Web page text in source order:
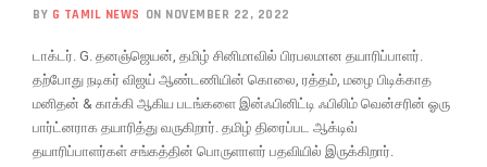
BY G TAMIL NEWS ON NOVEMBER 22, 2022
டாக்டர். G. தனஞ்ஜெயன், தமிழ் சினிமாவில் பிரபலமான தயாரிப்பாளர்.
தற்போது நடிகர் விஜய் ஆண்டணியின் கொலை, ரத்தம், மழை பிடிக்காத
மனிதன் & காக்கி ஆகிய படங்களை இன்ஃபினிட்டி ஃபிலிம் வென்சரின் ஓரு
பார்ட்னராக தயாரித்து வருகிறார். தமிழ் திரைப்பட ஆக்டிவ்
தயாரிப்பாளர்கள் சங்கத்தின் பொருளாளர் பதவியில் இருக்கிறார்.